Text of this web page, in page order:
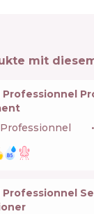
mit
Professionnel
Professionnel